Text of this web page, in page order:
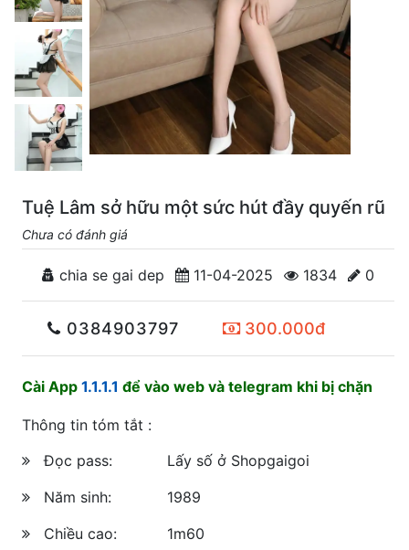
Tuệ Lâm sở hữu một sức hút đầy quyến rũ
Chưa có đánh giá
chia se gai dep 11-04-2025 1834 0
0384903797 300.000đ
Cài App 1.1.1.1 để vào web và telegram khi bị chặn
Thông tin tóm tắt :
Đọc pass:
Lấy số ở Shopgaigoi
Năm sinh:
1989
Chiều cao:
1m60